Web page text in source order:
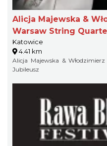
Alicja Majewska &
Warsaw String
Katowice
4.41 km
Alicja Majewska &
Jubileusz